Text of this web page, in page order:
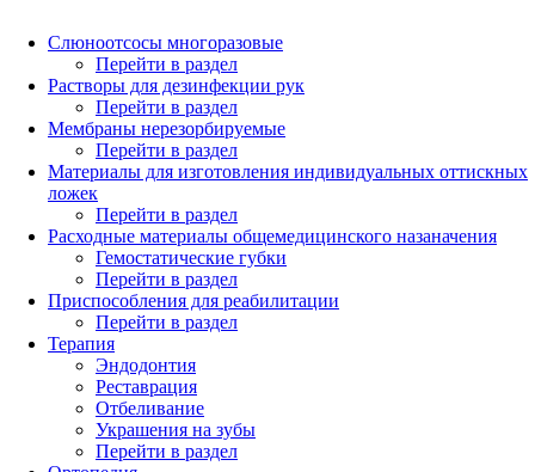
Слюноотсосы многоразовые
Перейти в раздел
Растворы для дезинфекции рук
Перейти в раздел
Мембраны нерезорбируемые
Перейти в раздел
Материалы для изготовления индивидуальных оттискных
ложек
Перейти в раздел
Расходные материалы общемедицинского назаначения
Гемостатические губки
Перейти в раздел
Приспособления для реабилитации
Перейти в раздел
Терапия
Эндодонтия
Реставрация
Отбеливание
Украшения на зубы
Перейти в раздел